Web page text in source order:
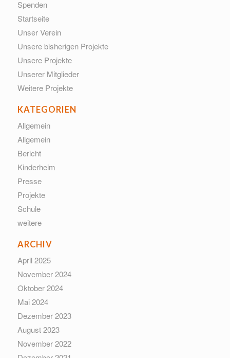
Spenden
Startseite
Unser Verein
Unsere bisherigen Projekte
Unsere Projekte
Unserer Mitglieder
Weitere Projekte
KATEGORIEN
Allgemein
Allgemein
Bericht
Kinderheim
Presse
Projekte
Schule
weitere
ARCHIV
April 2025
November 2024
Oktober 2024
Mai 2024
Dezember 2023
August 2023
November 2022